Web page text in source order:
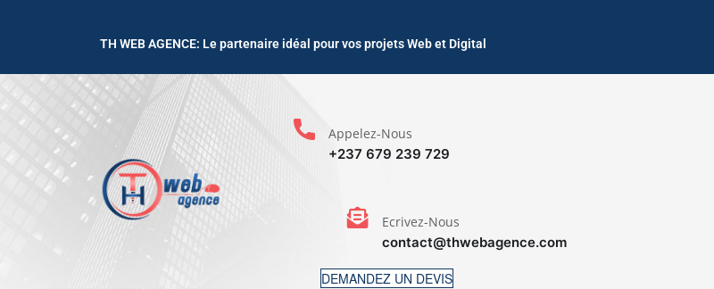
TH WEB AGENCE: Le partenaire idéal pour vos projets Web et Digital
Appelez-Nous
+237 679 239 729
Ecrivez-Nous
contact@thwebagence.com
DEMANDEZ UN DEVIS